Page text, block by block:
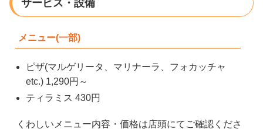
サービス・設備
メニュー(一部)
ピザ(マルゲリータ、マリナーラ、フォカッチャ
etc.) 1,290円～
ティラミス 430円
くわしいメニュー内容・価格は店頭にてご確認くださ